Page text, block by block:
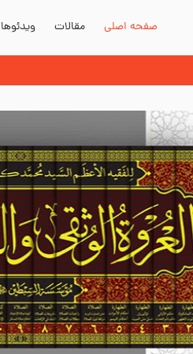
صفحه اصلی مقالات ویدئوها
(علیه السلام) چه کسانی بودند؟
۶ و ۷ هجری